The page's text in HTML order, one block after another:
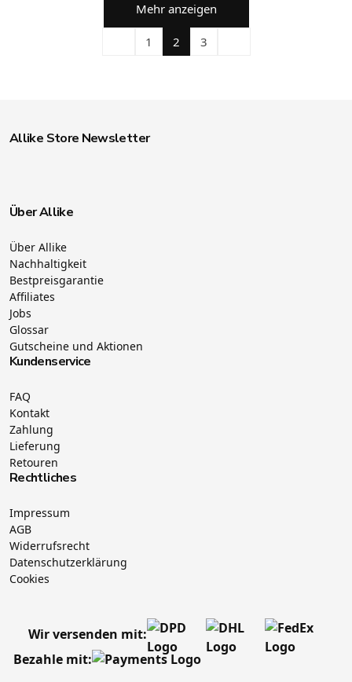
Mehr anzeigen
1 2 3
Allike Store Newsletter
Über Allike
Über Allike
Nachhaltigkeit
Bestpreisgarantie
Affiliates
Jobs
Glossar
Gutscheine und Aktionen
Kundenservice
FAQ
Kontakt
Zahlung
Lieferung
Retouren
Rechtliches
Impressum
AGB
Widerrufsrecht
Datenschutzerklärung
Cookies
Wir versenden mit:
Bezahle mit: